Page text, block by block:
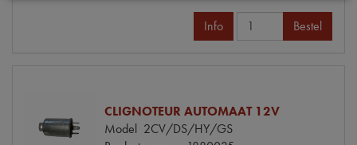
Info Bestel
CLIGNOTEUR AUTOMAAT 12V
Model 2CV/DS/HY/GS